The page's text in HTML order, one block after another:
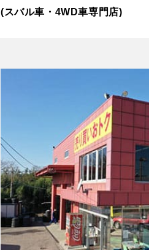
(スバル車・4WD車専門店)